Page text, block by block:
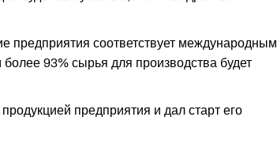
предприятия соответствует международным
93% сырья для производства будет
предприятия и дал старт его